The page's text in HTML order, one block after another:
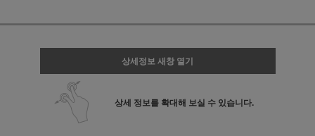
상세정보 새창 열기
상세 정보를 확대해 보실 수 있습니다.